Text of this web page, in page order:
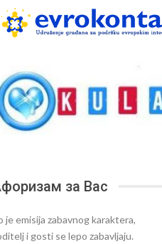
за Вас
je emisija zabavnog karaktera,
i gosti se lepo zabavljaju.